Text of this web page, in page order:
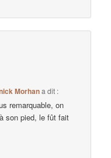
Morhana dit :
remarquable, on
son pied, le fût fait